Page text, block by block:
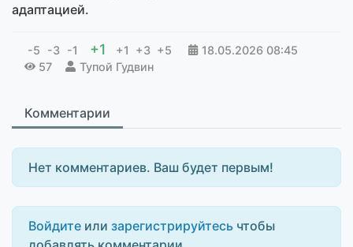
адаптацией.
-5 -3 -1 +1 +1 +3 +5 18.05.2026 08:45
57
Тупой Гудвин
Комментарии
Нет комментариев. Ваш будет первым!
Войдите или зарегистрируйтесь чтобы